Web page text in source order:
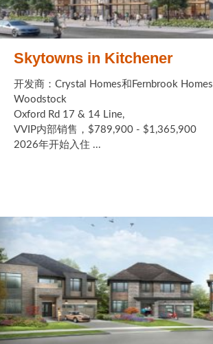
Skytowns in Kitchener
开发商：Crystal Homes和Fernbrook Homes
Woodstock
Oxford Rd 17 & 14 Line,
VVIP内部销售，$789,900 - $1,365,900
2026年开始入住 ...